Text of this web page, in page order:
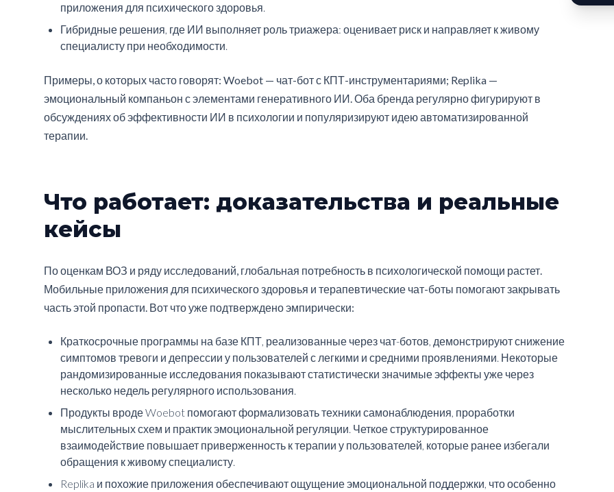
приложения для психического здоровья.
Гибридные решения, где ИИ выполняет роль триажера: оценивает риск и направляет к живому
специалисту при необходимости.
Примеры, о которых часто говорят: Woebot — чат-бот с КПТ-инструментариями; Replika —
эмоциональный компаньон с элементами генеративного ИИ. Оба бренда регулярно фигурируют в
обсуждениях об эффективности ИИ в психологии и популяризируют идею автоматизированной
терапии.
Что работает: доказательства и реальные
кейсы
По оценкам ВОЗ и ряду исследований, глобальная потребность в психологической помощи растет.
Мобильные приложения для психического здоровья и терапевтические чат-боты помогают закрывать
часть этой пропасти. Вот что уже подтверждено эмпирически:
Краткосрочные программы на базе КПТ, реализованные через чат-ботов, демонстрируют снижение
симптомов тревоги и депрессии у пользователей с легкими и средними проявлениями. Некоторые
рандомизированные исследования показывают статистически значимые эффекты уже через
несколько недель регулярного использования.
Продукты вроде Woebot помогают формализовать техники самонаблюдения, проработки
мыслительных схем и практик эмоциональной регуляции. Четкое структурированное
взаимодействие повышает приверженность к терапии у пользователей, которые ранее избегали
обращения к живому специалисту.
Replika и похожие приложения обеспечивают ощущение эмоциональной поддержки, что особенно